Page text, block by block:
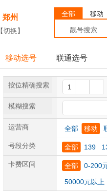
郑州
【切换】
全部 移动
移动选号 联通选号
按位精确搜索
模糊搜索
运营商 全部 移动
号段分类 全部 139
卡费区间 全部 0-200
50000元以上